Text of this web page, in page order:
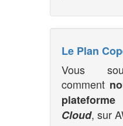
Le Plan
Vous
comment
Cloud, sur